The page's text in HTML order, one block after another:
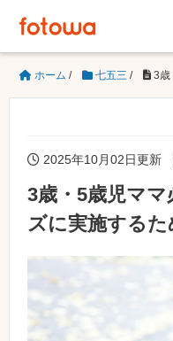
ホーム / 七五三 / 3歳
2025年10月02日更新
3歳・5歳児マ
ズに実施するた